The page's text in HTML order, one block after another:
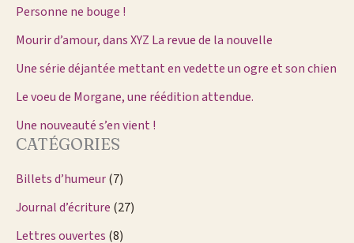
Personne ne bouge !
Mourir d’amour, dans XYZ La revue de la nouvelle
Une série déjantée mettant en vedette un ogre et son chien
Le voeu de Morgane, une réédition attendue.
Une nouveauté s’en vient !
CATÉGORIES
Billets d’humeur(7)
Journal d’écriture (27)
Lettres ouvertes (8)